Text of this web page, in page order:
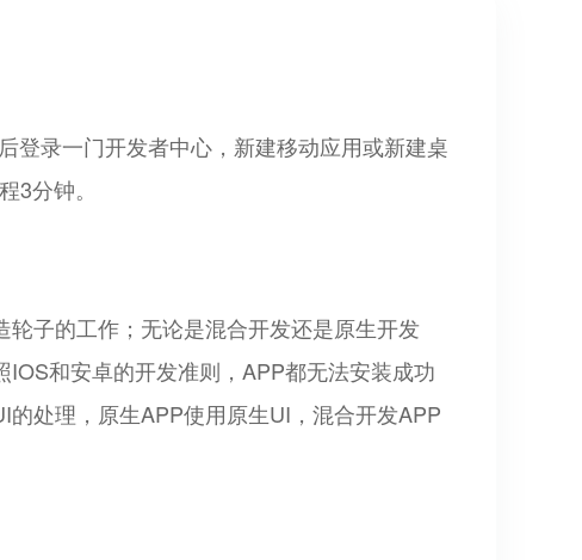
登录一门开发者中心，新建移动应用或新建桌
分钟。
子的工作；无论是混合开发还是原生开发
和安卓的开发准则，APP都无法安装成功
处理，原生APP使用原生UI，混合开发APP